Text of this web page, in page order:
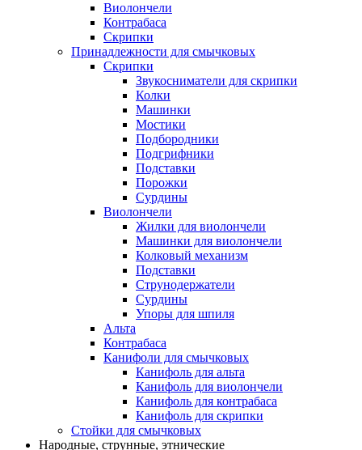
Виолончели
Контрабаса
Скрипки
Принадлежности для смычковых
Скрипки
Звукосниматели для скрипки
Колки
Машинки
Мостики
Подбородники
Подгрифники
Подставки
Порожки
Сурдины
Виолончели
Жилки для виолончели
Машинки для виолончели
Колковый механизм
Подставки
Струнодержатели
Сурдины
Упоры для шпиля
Альта
Контрабаса
Канифоли для смычковых
Канифоль для альта
Канифоль для виолончели
Канифоль для контрабаса
Канифоль для скрипки
Стойки для смычковых
Народные, струнные, этнические